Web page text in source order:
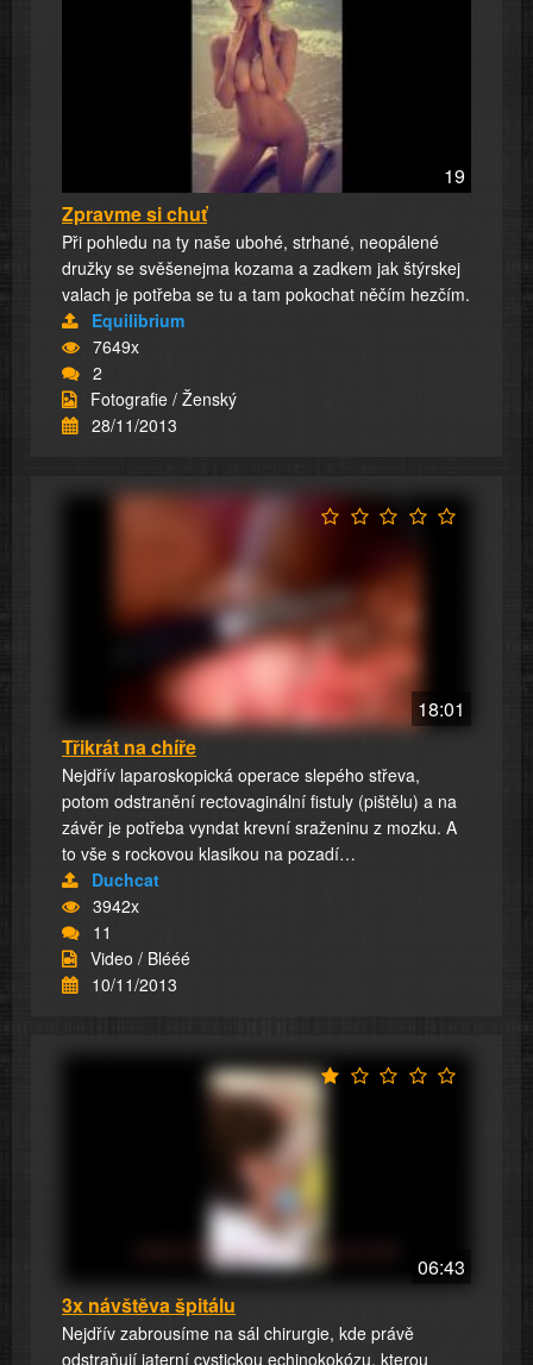
19
Zpravme si chuť
Při pohledu na ty naše ubohé, strhané, neopálené
družky se svěšenejma kozama a zadkem jak štýrskej
valach je potřeba se tu a tam pokochat něčím hezčím.
Equilibrium
7649x
2
Fotografie / Ženský
28/11/2013
18:01
Třikrát na chíře
Nejdřív laparoskopická operace slepého střeva,
potom odstranění rectovaginální fistuly (pištělu) a na
závěr je potřeba vyndat krevní sraženinu z mozku. A
to vše s rockovou klasikou na pozadí…
Duchcat
3942x
11
Video / Blééé
10/11/2013
06:43
3x návštěva špitálu
Nejdřív zabrousíme na sál chirurgie, kde právě
odstraňují jaterní cystickou echinokokózu, kterou